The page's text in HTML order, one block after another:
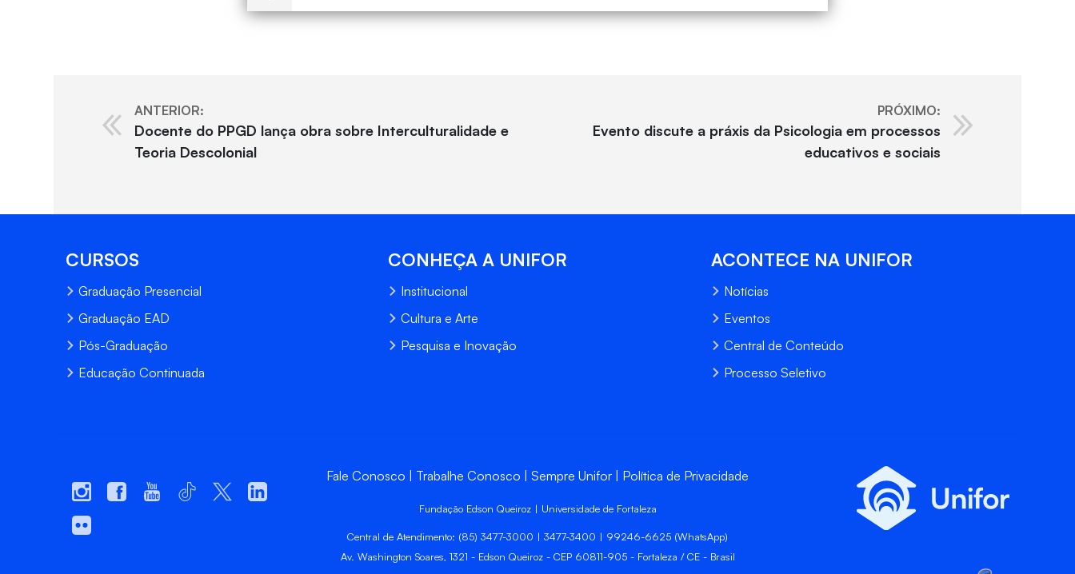
ANTERIOR:
Docente do PPGD lança obra sobre Interculturalidade e
Teoria Descolonial
PRÓXIMO:
Evento discute a práxis da Psicologia em processos
educativos e sociais
CURSOS
Graduação Presencial
Graduação EAD
Pós-Graduação
Educação Continuada
CONHEÇA A UNIFOR
Institucional
Cultura e Arte
Pesquisa e Inovação
ACONTECE NA UNIFOR
Notícias
Eventos
Central de Conteúdo
Processo Seletivo
Fale Conosco Trabalhe Conosco Sempre Unifor Política de Privacidade
Fundação Edson Queiroz | Universidade de Fortaleza
Central de Atendimento: (85) 3477-3000 | 3477-3400 | 99246-6625 (WhatsApp)
Av. Washington Soares, 1321 - Edson Queiroz - CEP 60811-905 - Fortaleza / CE - Brasil